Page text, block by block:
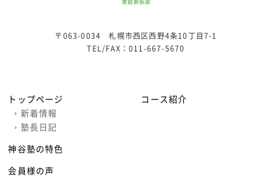
〒063-0034 札幌市西区西野4条10丁目7-1
TEL/FAX：011-667-5670
トップページ
› 新着情報
› 塾長日記
神谷塾の特色
会員様の声
コース紹介